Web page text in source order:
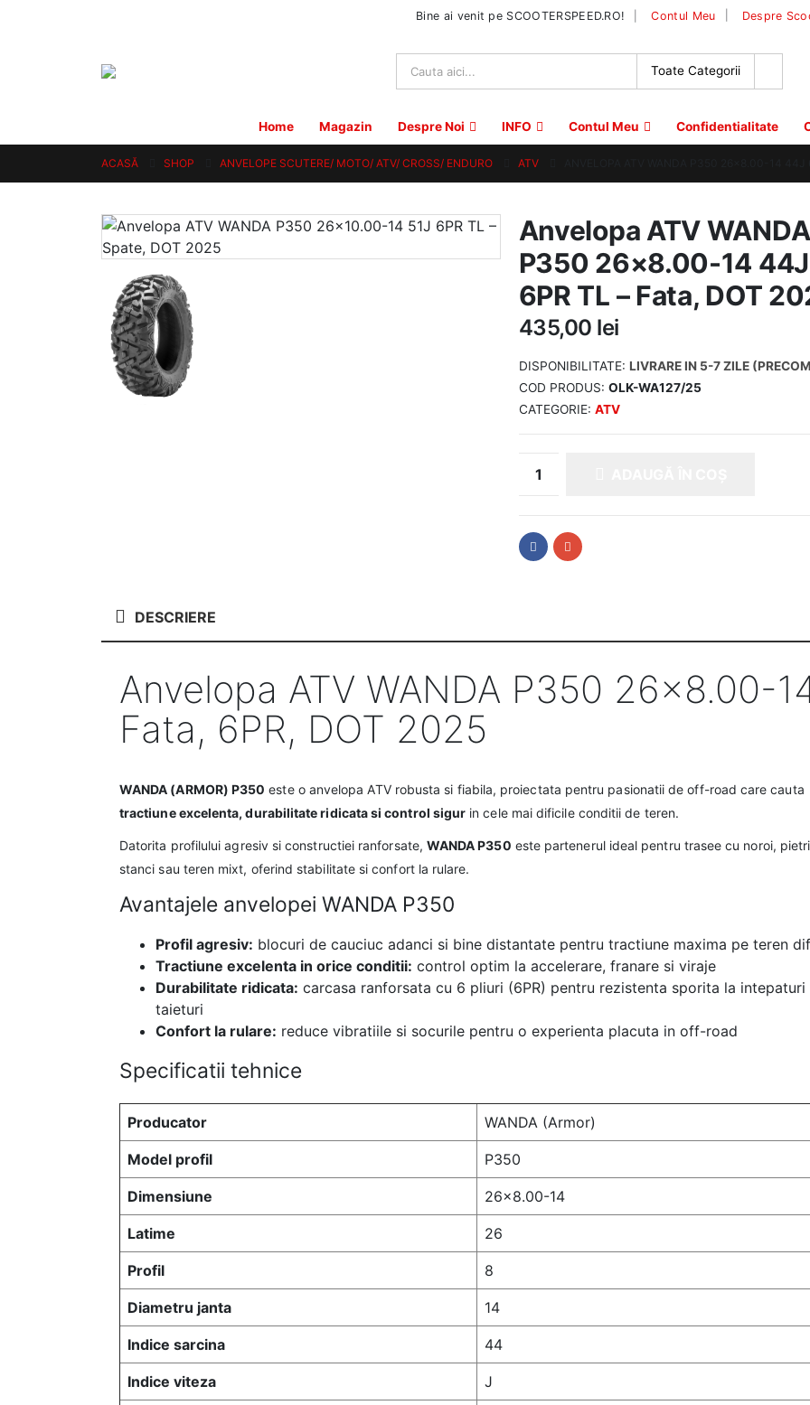
Bine ai venit pe SCOOTERSPEED.RO! Contul Meu Despre
Home Magazin Despre Noi INFO Contul Meu Confidentialitate
ACASĂ SHOP ANVELOPE SCUTERE/ MOTO/ ATV/ CROSS/ ENDURO ATV
Anvelopa ATV WANDA
P350 26×8.00-14 44J
6PR TL – Fata, DOT
435,00 lei
DISPONIBILITATE: LIVRARE IN 5-7 ZILE
COD PRODUS: OLK-WA127/25
CATEGORIE: ATV
DESCRIERE
Anvelopa ATV WANDA P350 26×8.00-
Fata, 6PR, DOT 2025
WANDA (ARMOR) P350 este o anvelopa ATV robusta si fiabila, proiectata pentru pasionatii de off-road care cauta
tractiune excelenta, durabilitate ridicata si control sigur in cele mai dificile conditii de teren.
Datorita profilului agresiv si constructiei ranforsate, WANDA P350 este partenerul ideal pentru trasee cu noroi,
stanci sau teren mixt, oferind stabilitate si confort la rulare.
Avantajele anvelopei WANDA P350
Profil agresiv: blocuri de cauciuc adanci si bine distantate pentru tractiune maxima pe teren
Tractiune excelenta in orice conditii: control optim la accelerare, franare si viraje
Durabilitate ridicata: carcasa ranforsata cu 6 pliuri (6PR) pentru rezistenta sporita la intepaturi
taieturi
Confort la rulare: reduce vibratiile si socurile pentru o experienta placuta in off-road
Specificatii tehnice
Producator WANDA (Armor)
Model profil P350
Dimensiune 26×8.00-14
Latime 26
Profil 8
Diametru janta 14
Indice sarcina 44
Indice viteza J